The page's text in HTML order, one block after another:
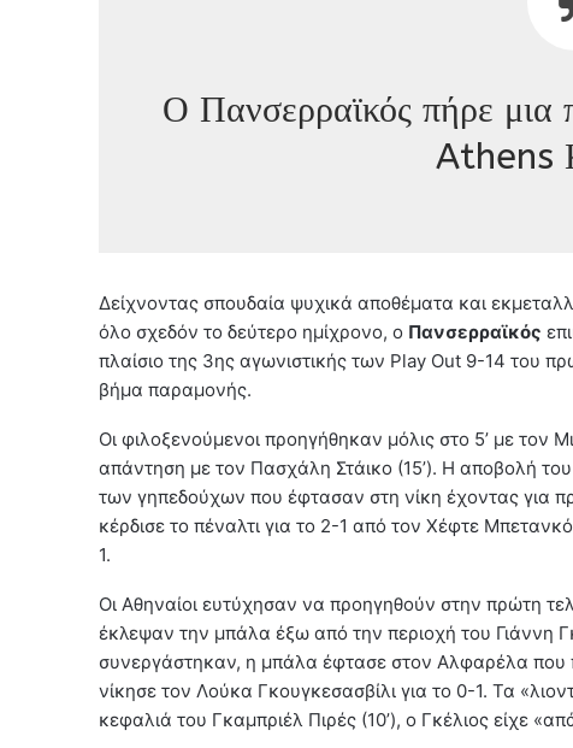
Ο Πανσερραϊκός πήρε μια
Athens
Δείχνοντας σπουδαία ψυχικά αποθέματα και
όλο σχεδόν το δεύτερο ημίχρονο, ο Πανσερραϊκός
πλαίσιο της 3ης αγωνιστικής των Play Out 9-14 του
βήμα παραμονής.
Οι φιλοξενούμενοι προηγήθηκαν μόλις στο 5’ με τον
απάντηση με τον Πασχάλη Στάικο (15’). Η αποβολή
των γηπεδούχων που έφτασαν στη νίκη έχοντας για
κέρδισε το πέναλτι για το 2-1 από τον Χέφτε
1.
Οι Αθηναίοι ευτύχησαν να προηγηθούν στην πρώτη
έκλεψαν την μπάλα έξω από την περιοχή του Γιάννη
συνεργάστηκαν, η μπάλα έφτασε στον Αλφαρέλα που
νίκησε τον Λούκα Γκουγκεσασβίλι για το 0-1. Τα
κεφαλιά του Γκαμπριέλ Πιρές (10’), ο Γκέλιος είχε